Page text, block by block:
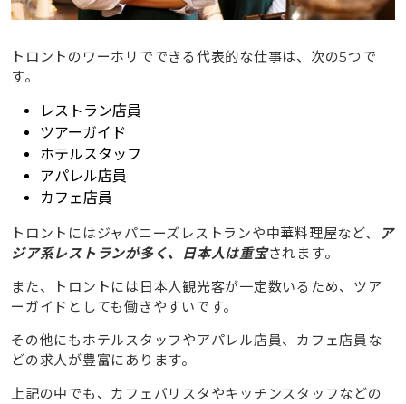
トロントのワーホリでできる代表的な仕事は、次の5つで
す。
レストラン店員
ツアーガイド
ホテルスタッフ
アパレル店員
カフェ店員
トロントにはジャパニーズレストランや中華料理屋など、
ア
ジア系レストランが多く、日本人は重宝されます。
また、トロントには日本人観光客が一定数いるため、ツア
ーガイドとしても働きやすいです。
その他にもホテルスタッフやアパレル店員、カフェ店員な
どの求人が豊富にあります。
上記の中でも、カフェバリスタやキッチンスタッフなどの